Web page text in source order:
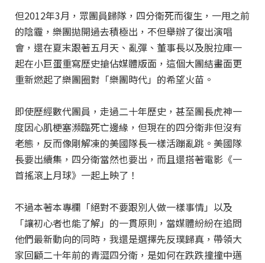
但2012年3月，眾團員歸隊，四分衛死而復生，一甩之前
的陰霾，樂團拋開過去積極出，不但舉辦了復出演唱
會，還在夏末跟著五月天、亂彈、董事長以及脫拉庫一
起在小巨蛋重寫歷史搶佔媒體版面，這個大團結畫面更
重新燃起了樂團圈對「樂團時代」的希望火苗。
即使歷經數代團員，走過二十年歷史，甚至團長虎神一
度因心肌梗塞瀕臨死亡邊緣，但現在的四分衛非但沒有
老態，反而像剛解凍的美國隊長一樣活蹦亂跳。美國隊
長要出續集，四分衛當然也要出，而且還搭著電影《一
首搖滾上月球》一起上映了！
不過本著本專欄「絕對不要跟別人做一樣事情」以及
「讓初心者也能了解」的一貫原則，當媒體紛紛在追問
他們最新動向的同時，我還是選擇先反璞歸真，帶領大
家回顧二十年前的青澀四分衛，是如何在跌跌撞撞中邁